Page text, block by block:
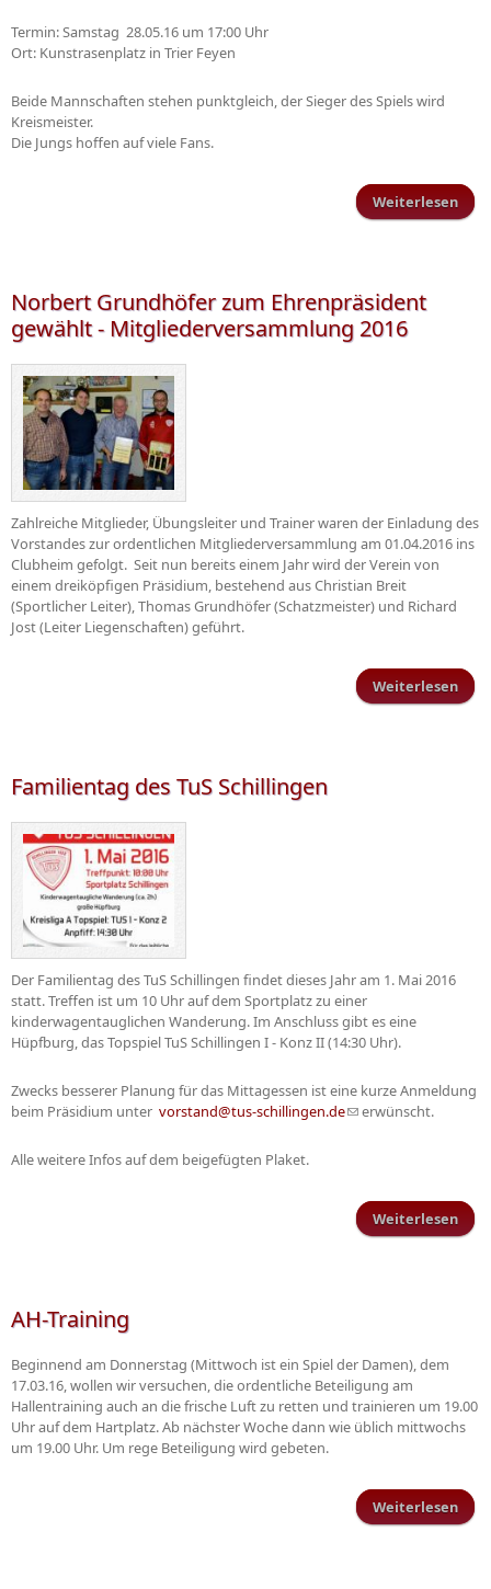
Termin: Samstag 28.05.16 um 17:00 Uhr
Ort: Kunstrasenplatz in Trier Feyen
Beide Mannschaften stehen punktgleich, der Sieger des Spiels wird
Kreismeister.
Die Jungs hoffen auf viele Fans.
Weiterlesen
Norbert Grundhöfer zum Ehrenpräsident
gewählt - Mitgliederversammlung 2016
Zahlreiche Mitglieder, Übungsleiter und Trainer waren der Einladung des
Vorstandes zur ordentlichen Mitgliederversammlung am 01.04.2016 ins
Clubheim gefolgt. Seit nun bereits einem Jahr wird der Verein von
einem dreiköpfigen Präsidium, bestehend aus Christian Breit
(Sportlicher Leiter), Thomas Grundhöfer (Schatzmeister) und Richard
Jost (Leiter Liegenschaften) geführt.
Weiterlesen
Familientag des TuS Schillingen
Der Familientag des TuS Schillingen findet dieses Jahr am 1. Mai 2016
statt. Treffen ist um 10 Uhr auf dem Sportplatz zu einer
kinderwagentauglichen Wanderung. Im Anschluss gibt es eine
Hüpfburg, das Topspiel TuS Schillingen I - Konz II (14:30 Uhr).
Zwecks besserer Planung für das Mittagessen ist eine kurze Anmeldung
beim Präsidium unter vorstand@tus-schillingen.de(Link sendet E-Mail)
erwünscht.
Alle weitere Infos auf dem beigefügten Plaket.
Weiterlesen
AH-Training
Beginnend am Donnerstag (Mittwoch ist ein Spiel der Damen), dem
17.03.16, wollen wir versuchen, die ordentliche Beteiligung am
Hallentraining auch an die frische Luft zu retten und trainieren um 19.00
Uhr auf dem Hartplatz. Ab nächster Woche dann wie üblich mittwochs
um 19.00 Uhr. Um rege Beteiligung wird gebeten.
Weiterlesen